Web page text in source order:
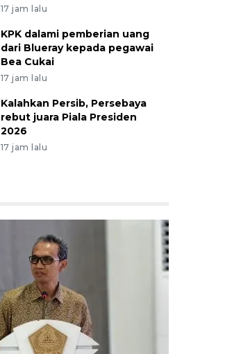
17 jam lalu
KPK dalami pemberian uang
dari Blueray kepada pegawai
Bea Cukai
17 jam lalu
Kalahkan Persib, Persebaya
rebut juara Piala Presiden
2026
17 jam lalu